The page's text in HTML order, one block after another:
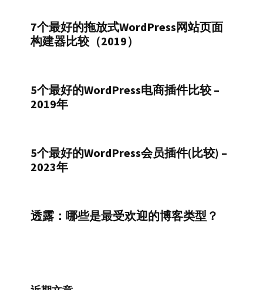
7个最好的拖放式WordPress网站页面
构建器比较（2019）
5个最好的WordPress电商插件比较 –
2019年
5个最好的WordPress会员插件(比较) –
2023年
透露：哪些是最受欢迎的博客类型？